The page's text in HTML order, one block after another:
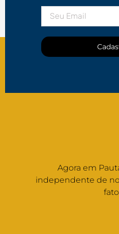
Agora em
independente de